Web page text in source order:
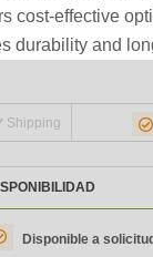
cost-effective
durability and
Shipping
Disponible a solicitud